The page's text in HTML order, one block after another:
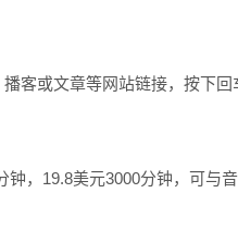
客或文章等网站链接，按下回
钟，19.8美元3000分钟，可与